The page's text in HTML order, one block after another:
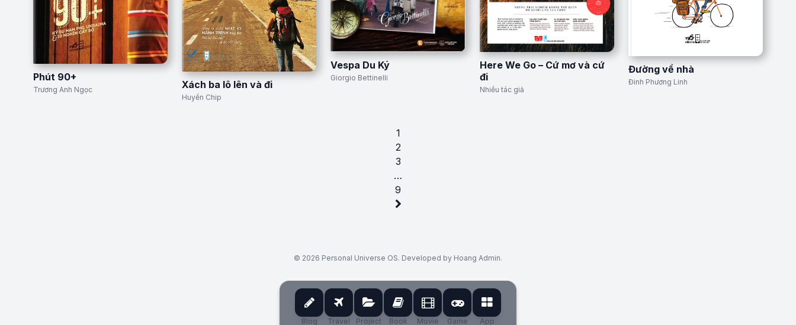
Phút 90+
Trương Anh Ngọc Xách ba lô lên và đi
Huyền Chip
Vespa Du Ký
Giorgio Bettinelli
Here We Go – Cứ mơ và cứ
đi
Nhiều tác giả
Đường về nhà
Đinh Phương Linh
1
2
3
…
9
© 2026 Personal Universe OS. Developed by Hoang Admin.
Blog Travel Project Book Movie Game App